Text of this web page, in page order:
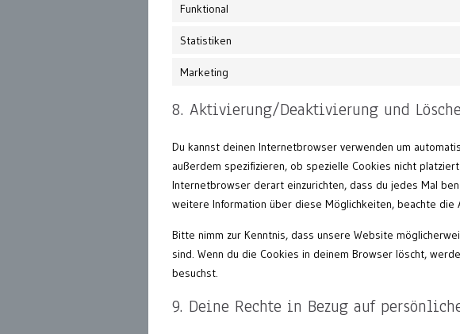
Funktional
Statistiken
Marketing
8. Aktivierung/Deaktivierung und
Du kannst deinen Internetbrowser verwenden um
außerdem spezifizieren, ob spezielle Cookies nicht
Internetbrowser derart einzurichten, dass du jedes Mal
weitere Information über diese Möglichkeiten, beachte
Bitte nimm zur Kenntnis, dass unsere Website
sind. Wenn du die Cookies in deinem Browser löscht,
besuchst.
9. Deine Rechte in Bezug auf